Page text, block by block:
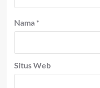
Nama *
Situs Web